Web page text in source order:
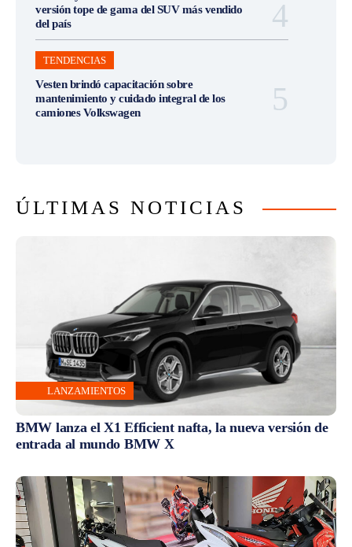
versión tope de gama del SUV más vendido
del país
TENDENCIAS
Vesten brindó capacitación sobre
mantenimiento y cuidado integral de los
camiones Volkswagen
ÚLTIMAS NOTICIAS
LANZAMIENTOS
BMW lanza el X1 Efficient nafta, la nueva versión de
entrada al mundo BMW X